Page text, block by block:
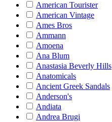
American Tourister
American Vintage
Ames Bros
Ammann
Amoena
Ana Blum
Anastasia Beverly Hills
Anatomicals
Ancient Greek Sandals
Anderson's
Andiata
Andrea Brugi